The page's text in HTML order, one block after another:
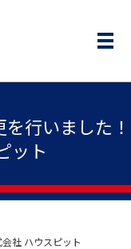
メ
行いました！
ット
社 ハウスピット